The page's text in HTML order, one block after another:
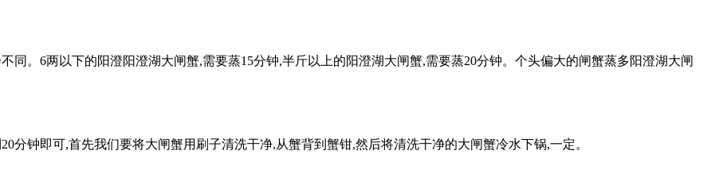
同。6两以下的阳澄阳澄湖大闸蟹,需要蒸15分钟,半斤以上的阳澄湖大闸蟹,需要蒸20分钟。个头偏大的闸蟹蒸多阳澄湖大闸
分钟即可,首先我们要将大闸蟹用刷子清洗干净,从蟹背到蟹钳,然后将清洗干净的大闸蟹冷水下锅,一定。